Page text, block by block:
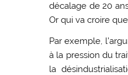
décalage de 20
Or qui va croire
Par exemple,
à la pression du
la